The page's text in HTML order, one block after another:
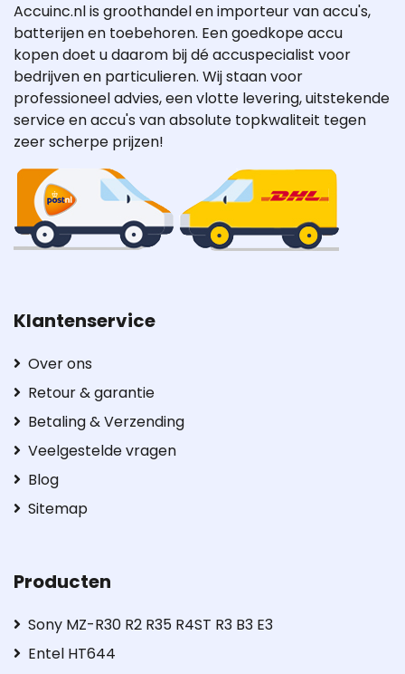
Accuinc.nl is groothandel en importeur van accu's,
batterijen en toebehoren. Een goedkope accu
kopen doet u daarom bij dé accuspecialist voor
bedrijven en particulieren. Wij staan voor
professioneel advies, een vlotte levering, uitstekende
service en accu's van absolute topkwaliteit tegen
zeer scherpe prijzen!
Klantenservice
Over ons
Retour & garantie
Betaling & Verzending
Veelgestelde vragen
Blog
Sitemap
Producten
Sony MZ-R30 R2 R35 R4ST R3 B3 E3
Entel HT644